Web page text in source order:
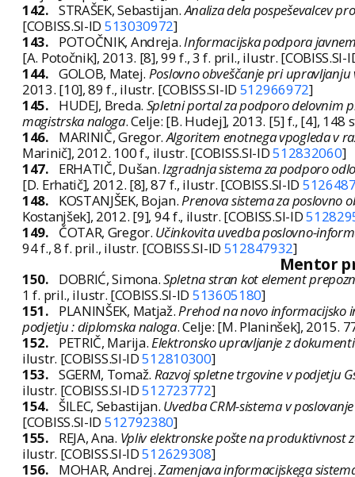
142. STRAŠEK, Sebastijan.Analiza dela pospeševalcev
[COBISS.SI-ID 513030972]
143.
POTOČNIK, Andreja.Informacijska podpora
[A. Potočnik], 2013. [8], 99 f., 3 f. pril., ilustr. [COBISS.SI-
144. GOLOB, Matej. Poslovno obveščanje pri
2013. [10], 89 f., ilustr. [COBISS.SI-ID 512966972]
145.
HUDEJ, Breda. Spletni portal za podporo delovnim
magistrska naloga. Celje: [B. Hudej], 2013. [5] f., [4], 148
146.
MARINIČ, Gregor.Algoritem enotnega vpogleda v
Marinič], 2012. 100 f., ilustr. [COBISS.SI-ID512832060]
147.
ERHATIČ, Dušan.Izgradnja sistema za podporo
[D. Erhatič], 2012. [8], 87 f., ilustr. [COBISS.SI-ID
148.
KOSTANJŠEK, Bojan.Prenova sistema za poslovno
Kostanjšek], 2012. [9], 94 f., ilustr. [COBISS.SI-ID
149.
ČOTAR, Gregor. Učinkovita uvedba poslovno-
94 f., 8 f. pril., ilustr. [COBISS.SI-ID 512847932]
Mentor
150. DOBRIĆ, Simona.Spletna stran kot element
1 f. pril., ilustr. [COBISS.SI-ID 513605180]
151.
PLANINŠEK, Matjaž.Prehod na novo informacijsko
podjetju : diplomska naloga. Celje: [M. Planinšek], 2015.
152.
PETRIČ, Marija.Elektronsko upravljanje z
ilustr. [COBISS.SI-ID512810300]
153. SGERM, Tomaž. Razvoj spletne trgovine v podjetju
ilustr. [COBISS.SI-ID512723772]
154. ŠILEC, Sebastijan. Uvedba CRM-sistema v
[COBISS.SI-ID 512792380]
155.
REJA, Ana. Vpliv elektronske pošte na produktivnost
ilustr. [COBISS.SI-ID512629308]
156.
MOHAR, Andrej.Zamenjava informacijskega